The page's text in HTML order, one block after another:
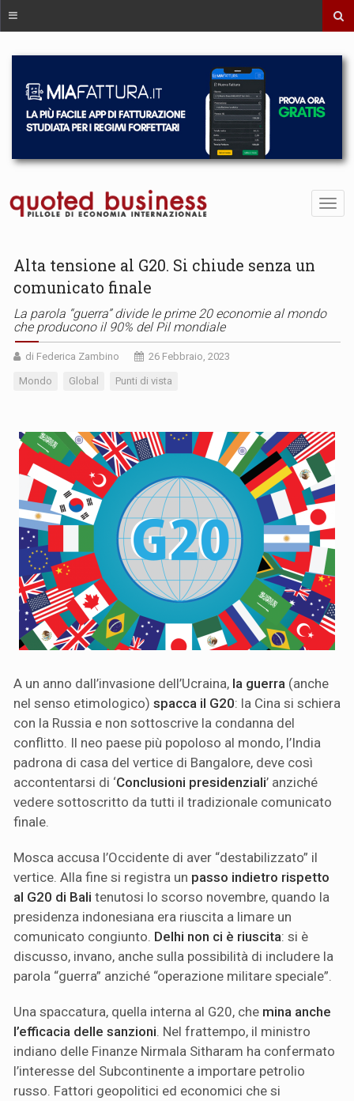
Alta tensione al G20. Si chiude senza un
comunicato finale
La parola “guerra” divide le prime 20 economie al mondo
che producono il 90% del Pil mondiale
di Federica Zambino 26 Febbraio, 2023
Mondo Global Punti di vista
A un anno dall’invasione dell’Ucraina, la guerra (anche
nel senso etimologico) spacca il G20: la Cina si schiera
con la Russia e non sottoscrive la condanna del
conflitto. Il neo paese più popoloso al mondo, l’India
padrona di casa del vertice di Bangalore, deve così
accontentarsi di ‘Conclusioni presidenziali’ anziché
vedere sottoscritto da tutti il tradizionale comunicato
finale.
Mosca accusa l’Occidente di aver “destabilizzato” il
vertice. Alla fine si registra un passo indietro rispetto
al G20 di Bali tenutosi lo scorso novembre, quando la
presidenza indonesiana era riuscita a limare un
comunicato congiunto. Delhi non ci è riuscita: si è
discusso, invano, anche sulla possibilità di includere la
parola “guerra” anziché “operazione militare speciale”.
Una spaccatura, quella interna al G20, che mina anche
l’efficacia delle sanzioni . Nel frattempo, il ministro
indiano delle Finanze Nirmala Sitharam ha confermato
l’interesse del Subcontinente a importare petrolio
russo. Fattori geopolitici ed economici che si